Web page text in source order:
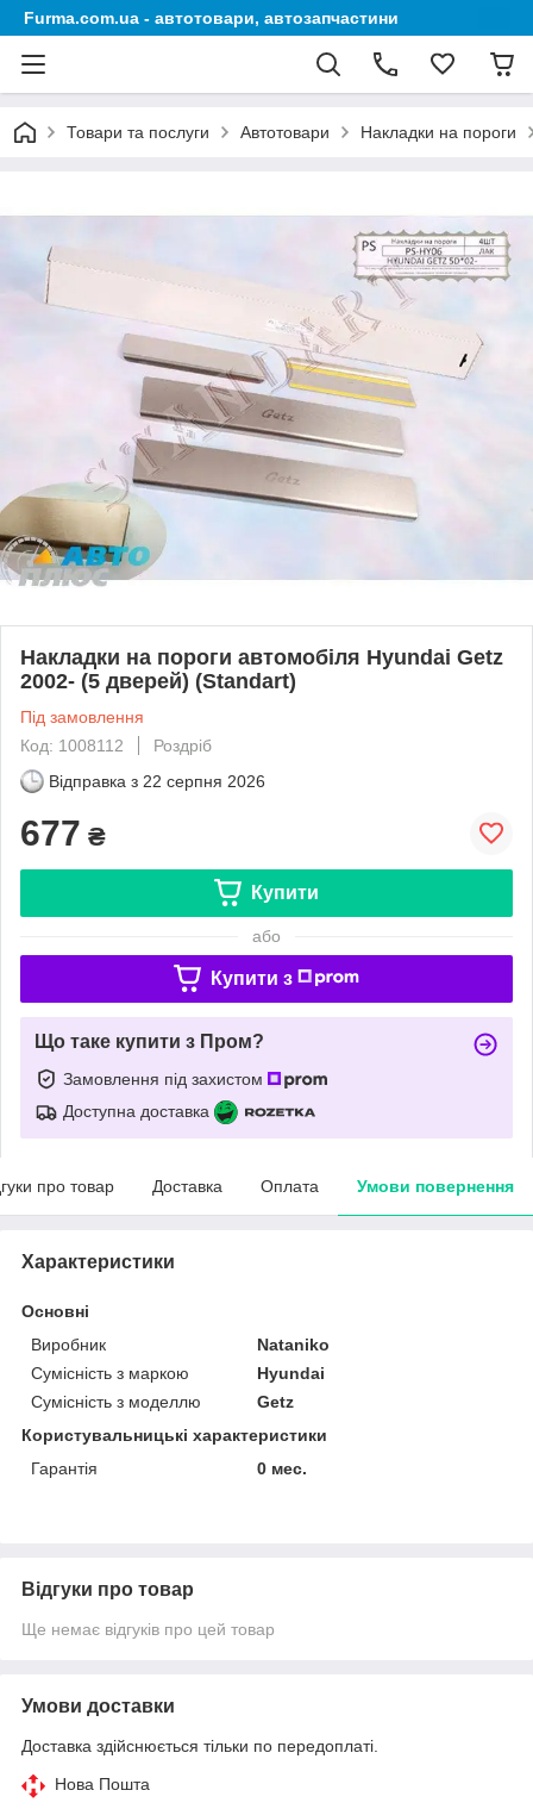
Furma.com.ua - автотовари, автозапчастини
Товари та послуги Автотовари Накладки на пороги
Накладки на пороги автомобіля Hyundai Getz
2002- (5 дверей) (Standart)
Під замовлення
Код: 1008112
Роздріб
Відправка з 22 серпня 2026
677 ₴
Купити
або
Купити з
Що таке купити з Пром?
Замовлення під захистом
Доступна доставка
про товар Доставка Оплата Умови повернення
Характеристики
Основні
Виробник
Nataniko
Сумісність з маркою
Hyundai
Сумісність з моделлю
Getz
Користувальницькі характеристики
Гарантія
0 мес.
Відгуки про товар
Ще немає відгуків про цей товар
Умови доставки
Доставка здійснюється тільки по передоплаті.
Нова Пошта